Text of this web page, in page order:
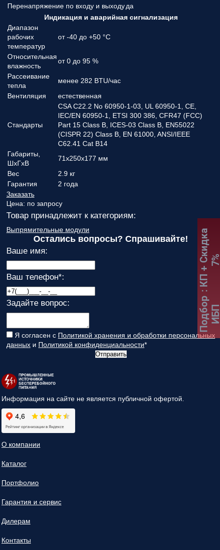
Перенапряжение по входу и выходуда
Индикация и аварийная сигнализация
Диапазон
рабочих
температур
от -40 до +50 °С
Относительная
влажность
от 0 до 95 %
Рассеивание
тепла
менее 282 BTU/час
Вентиляция
естественная
Стандарты
CSA C22.2 No 60950-1-03, UL 60950-1, CE,
IEC/EN 60950-1, ETSI 300 386, CFR47 (FCC)
Part 15 Class B, ICES-03 Class B, EN55022
(CISPR 22) Class B, EN 61000, ANSI/IEEE
C62.41 Cat B14
Габариты,
ШхГхВ
71х250х177 мм
Вес
2.9 кг
Гарантия
2 года
Заказать
Цена: по запросу
Товар принадлежит к категориям:
Выпрямительные модули
Остались вопросы? Спрашивайте!
Ваше имя:
Ваш телефон*:
Задайте вопрос:
Я согласен с Политикой хранения и обработки персональных
данных и Политикой конфиденциальности*
Отправить
Информация на сайте не является публичной офертой.
О компании
Каталог
Портфолио
Гарантия и сервис
Дилерам
Контакты
Подбор
:
К
П
+
С
к
и
д
к
а
7